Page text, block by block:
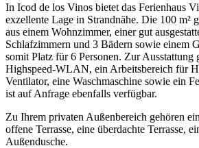
In Icod de los Vinos bietet das Ferienhaus
exzellente Lage in Strandnähe. Die 100 m²
aus einem Wohnzimmer, einer gut
Schlafzimmern und 3 Bädern sowie einem
somit Platz für 6 Personen. Zur Ausstattung
Highspeed-WLAN, ein Arbeitsbereich für
Ventilator, eine Waschmaschine sowie ein
ist auf Anfrage ebenfalls verfügbar.
Zu Ihrem privaten Außenbereich gehören
offene Terrasse, eine überdachte Terrasse,
Außendusche.